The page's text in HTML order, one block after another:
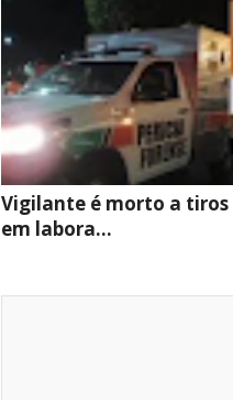
Vigilante é morto a tiros
em labora...